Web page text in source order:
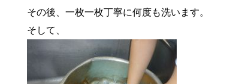
その後、一枚一枚丁寧に何度も洗います。
そして、